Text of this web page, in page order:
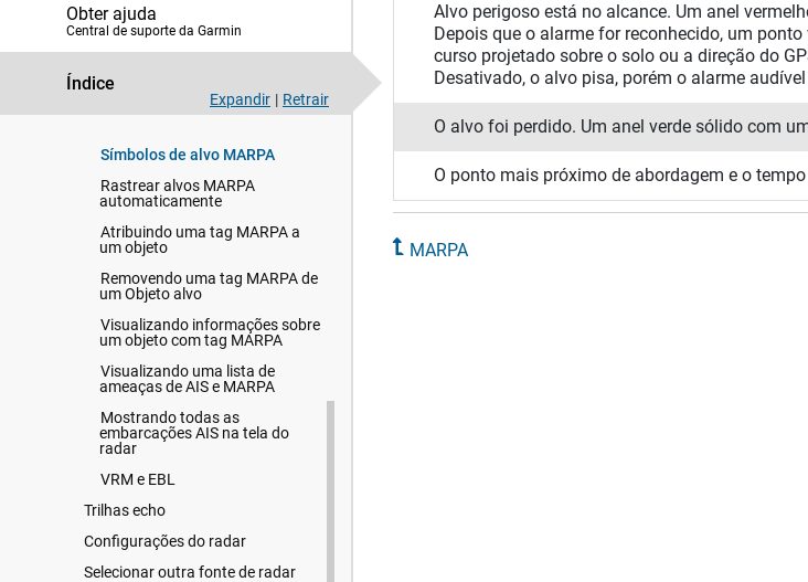
Obter ajuda
Central de suporte da Garmin
Índice
Expandir | Retrair
Ajustar o alcance do radar
Ativando uma zona de segurança
Símbolos de alvo MARPA
Rastrear alvos MARPA
automaticamente
Atribuindo uma tag MARPA a
um objeto
Removendo uma tag MARPA de
um Objeto alvo
Visualizando informações sobre
um objeto com tag MARPA
Visualizando uma lista de
ameaças de AIS e MARPA
Mostrando todas as
embarcações AIS na tela do
radar
VRM e EBL
Trilhas echo
Configurações do radar
Selecionar outra fonte de radar
Alvo perigoso está no alcance. Um anel
Depois que o alarme for reconhecido, um
curso projetado sobre o solo ou a direção do
Desativado, o alvo pisa, porém o alarme
O alvo foi perdido. Um anel verde sólido com
O ponto mais próximo de abordagem e o
MARPA